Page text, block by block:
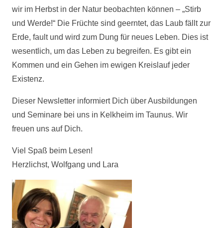
wir im Herbst in der Natur beobachten können – „Stirb
und Werde!“ Die Früchte sind geerntet, das Laub fällt zur
Erde, fault und wird zum Dung für neues Leben. Dies ist
wesentlich, um das Leben zu begreifen. Es gibt ein
Kommen und ein Gehen im ewigen Kreislauf jeder
Existenz.
Dieser Newsletter informiert Dich über Ausbildungen
und Seminare bei uns in Kelkheim im Taunus. Wir
freuen uns auf Dich.
Viel Spaß beim Lesen!
Herzlichst, Wolfgang und Lara